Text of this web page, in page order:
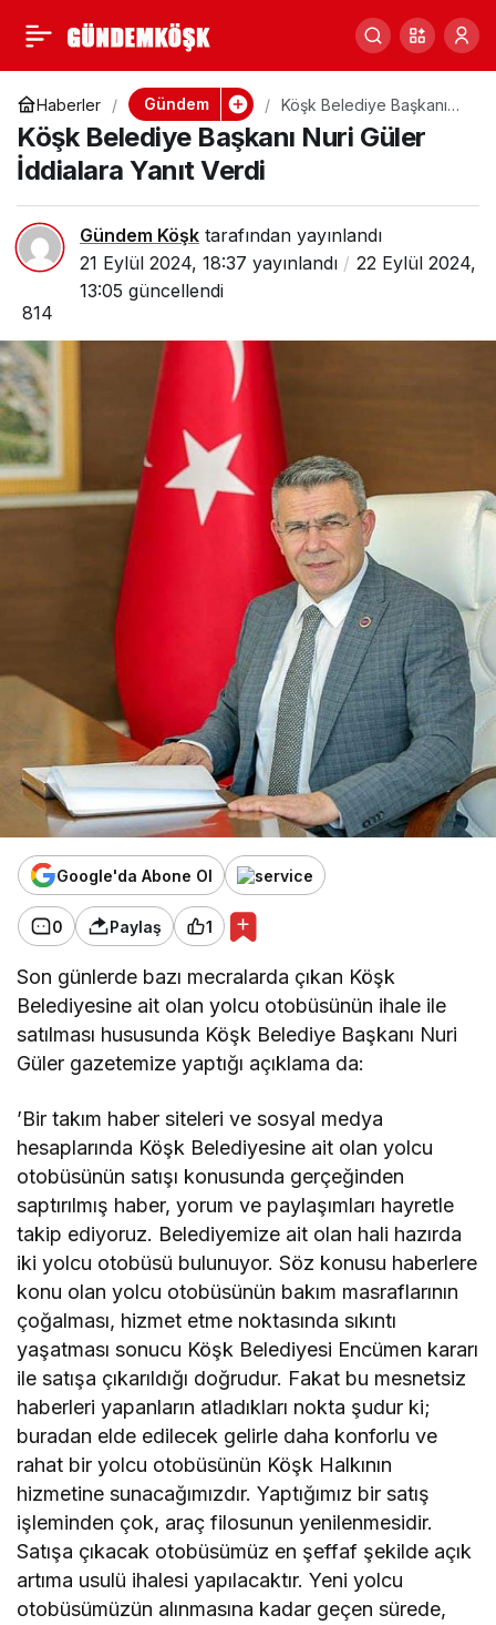
Haberler Gündem
Köşk Belediye Başkanı
Nuri Güler İddialara Yanıt
Verdi
Köşk Belediye Başkanı Nuri Güler
İddialara Yanıt Verdi
Gündem Köşk tarafından yayınlandı
21 Eylül 2024, 18:37 yayınlandı
22 Eylül 2024,
13:05 güncellendi
814
Google'da Abone Ol
0 Paylaş 1
Son günlerde bazı mecralarda çıkan Köşk
Belediyesine ait olan yolcu otobüsünün ihale ile
satılması hususunda Köşk Belediye Başkanı Nuri
Güler gazetemize yaptığı açıklama da:
’Bir takım haber siteleri ve sosyal medya
hesaplarında Köşk Belediyesine ait olan yolcu
otobüsünün satışı konusunda gerçeğinden
saptırılmış haber, yorum ve paylaşımları hayretle
takip ediyoruz. Belediyemize ait olan hali hazırda
iki yolcu otobüsü bulunuyor. Söz konusu haberlere
konu olan yolcu otobüsünün bakım masraflarının
çoğalması, hizmet etme noktasında sıkıntı
yaşatması sonucu Köşk Belediyesi Encümen kararı
ile satışa çıkarıldığı doğrudur. Fakat bu mesnetsiz
haberleri yapanların atladıkları nokta şudur ki;
buradan elde edilecek gelirle daha konforlu ve
rahat bir yolcu otobüsünün Köşk Halkının
hizmetine sunacağımızdır. Yaptığımız bir satış
işleminden çok, araç filosunun yenilenmesidir.
Satışa çıkacak otobüsümüz en şeffaf şekilde açık
artıma usulü ihalesi yapılacaktır. Yeni yolcu
otobüsümüzün alınmasına kadar geçen sürede,
Köşk AK Parti Delege
Seçimi Yapıldı
0 Paylaş